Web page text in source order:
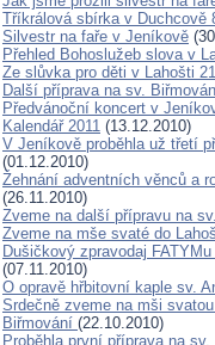
Tříkrálová sbírka v Duchcově
Silvestr na faře v Jeníkově
Přehled Bohoslužeb slova v
Ze slůvka pro děti v Lahošti
Další příprava na sv.
Předvánoční koncert v
Kalendář 2011 (13.12.2010)
V Jeníkově proběhla už třetí
(01.12.2010)
Žehnání adventních věnců a
(26.11.2010)
Zveme na další přípravu na
Zveme na mše svaté do
Dušičkový zpravodaj
(07.11.2010)
O opravě hřbitovní kaple sv.
Srdečně zveme na mši
Biřmování (22.10.2010)
Proběhla první příprava na